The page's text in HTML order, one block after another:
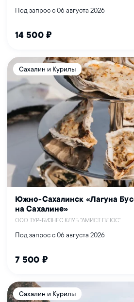
Под запрос с 06 августа 2026
14 500 ₽
Сахалин и Курилы
Южно-Сахалинск «Лагуна
на Сахалине»
ООО ТУР-БИЗНЕС КЛУБ "АМИСТ ПЛЮС"
Под запрос с 06 августа 2026
7 500 ₽
Сахалин и Курилы